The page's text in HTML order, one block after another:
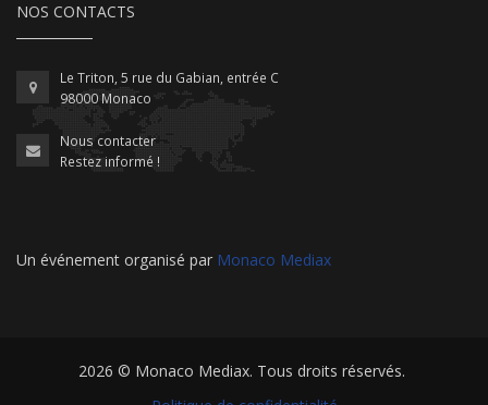
NOS CONTACTS
Le Triton, 5 rue du Gabian, entrée C
98000 Monaco
Nous contacter
Restez informé !
Un événement organisé par Monaco Mediax
2026 © Monaco Mediax. Tous droits réservés.